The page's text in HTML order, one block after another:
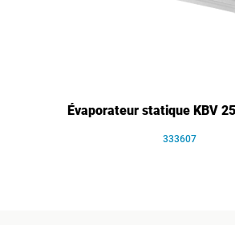
Évaporateur statique KBV
333607